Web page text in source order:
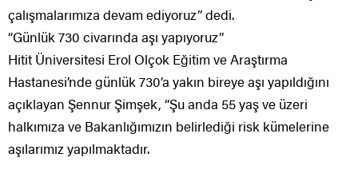
çalışmalarımıza devam ediyoruz” dedi.
“Günlük 730 civarında aşı yapıyoruz”
Hitit Üniversitesi Erol Olçok Eğitim ve Araştırma
Hastanesi’nde günlük 730’a yakın bireye aşı yapıldığını
açıklayan Şennur Şimşek, “Şu anda 55 yaş ve üzeri
halkımıza ve Bakanlığımızın belirlediği risk kümelerine
aşılarımız yapılmaktadır.